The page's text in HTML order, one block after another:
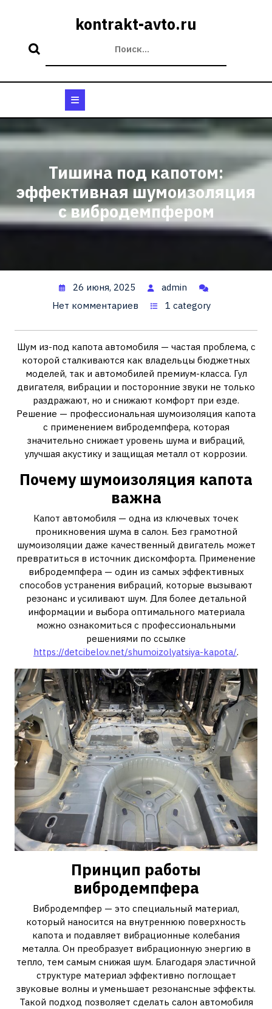
kontrakt-avto.ru
Открыть
Тишина под капотом:
эффективная шумоизоляция
с вибродемпфером
26 июня, 2025
admin
Нет комментариев
1 category
Шум из-под капота автомобиля — частая проблема, с
которой сталкиваются как владельцы бюджетных
моделей, так и автомобилей премиум-класса. Гул
двигателя, вибрации и посторонние звуки не только
раздражают, но и снижают комфорт при езде.
Решение — профессиональная шумоизоляция капота
с применением вибродемпфера, которая
значительно снижает уровень шума и вибраций,
улучшая акустику и защищая металл от коррозии.
Почему шумоизоляция капота
важна
Капот автомобиля — одна из ключевых точек
проникновения шума в салон. Без грамотной
шумоизоляции даже качественный двигатель может
превратиться в источник дискомфорта. Применение
вибродемпфера — один из самых эффективных
способов устранения вибраций, которые вызывают
резонанс и усиливают шум. Для более детальной
информации и выбора оптимального материала
можно ознакомиться с профессиональными
решениями по ссылке
https://detcibelov.net/shumoizolyatsiya-kapota/.
Принцип работы
вибродемпфера
Вибродемпфер — это специальный материал,
который наносится на внутреннюю поверхность
капота и подавляет вибрационные колебания
металла. Он преобразует вибрационную энергию в
тепло, тем самым снижая шум. Благодаря эластичной
структуре материал эффективно поглощает
звуковые волны и уменьшает резонансные эффекты.
Такой подход позволяет сделать салон автомобиля